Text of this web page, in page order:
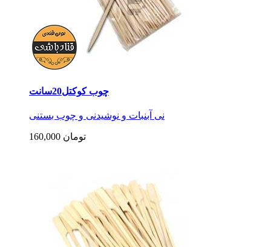
چوب کوکتل20سانت
نی آبنبات و نوشیدنی و چوب بستنی
160,000 تومان